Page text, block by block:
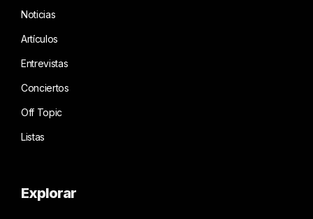
Noticias
Artículos
Entrevistas
Conciertos
Off Topic
Listas
Explorar